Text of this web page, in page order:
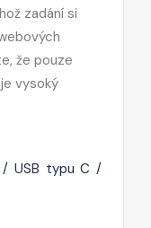
zadání si
že pouze
vysoký
/ USB typu C /